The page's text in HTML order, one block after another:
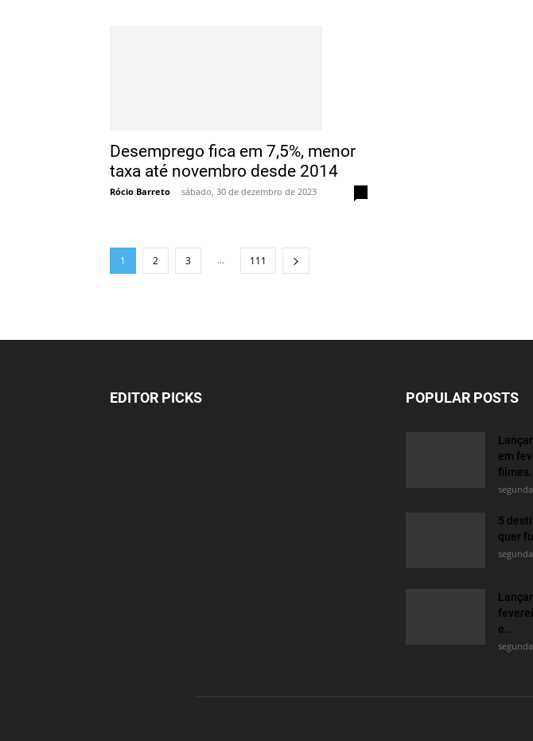
Desemprego fica em 7,5%, menor
taxa até novembro desde 2014
Rócio Barreto - sábado, 30 de dezembro de 2023
1 2 3 ... 111
EDITOR PICKS POPULAR POSTS
em
filmes...
5
quer
e...